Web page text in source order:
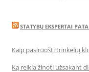
STATYBŲ EKSPERTAI
Kaip pasiruošti trinkelių
Ką reikia žinoti užsakant